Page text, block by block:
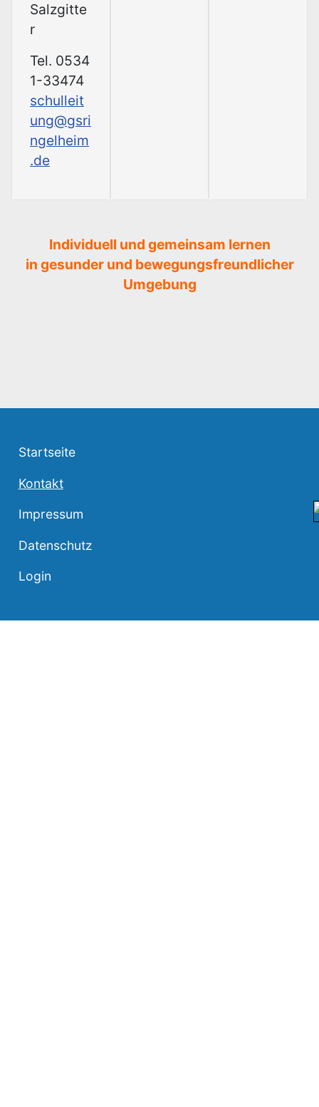
Salzgitte
r
Tel. 0534
1-33474
schulleit
ung@gsri
ngelheim
.de
Individuell und gemeinsam lernen
in gesunder und bewegungsfreundlicher
Umgebung
Startseite
Kontakt
Impressum
Datenschutz
Login